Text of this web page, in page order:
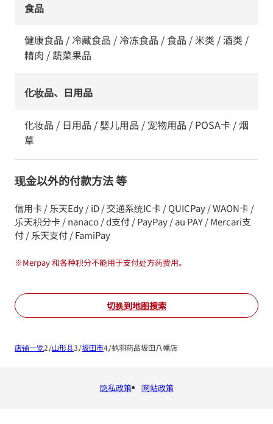
食品
健康食品 / 冷藏食品 / 冷冻食品 / 食品 / 米类 / 酒类 /
精肉 / 蔬菜果品
化妆品、日用品
化妆品 / 日用品 / 婴儿用品 / 宠物用品 / POSA卡 / 烟
草
现金以外的付款方法 等
信用卡 / 乐天Edy / iD / 交通系统IC卡 / QUICPay / WAON卡 /
乐天积分卡 / nanaco / d支付 / PayPay / au PAY / Mercari支
付 / 乐天支付 / FamiPay
※Merpay 和各种积分不能用于支付处方药费用。
切换到地图搜索
店铺一览 山形县 坂田市 鹤羽药品坂田八幡店
隐私政策 网站政策